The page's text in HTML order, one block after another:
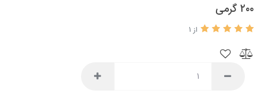
۲۰۰ گرمی
از 1